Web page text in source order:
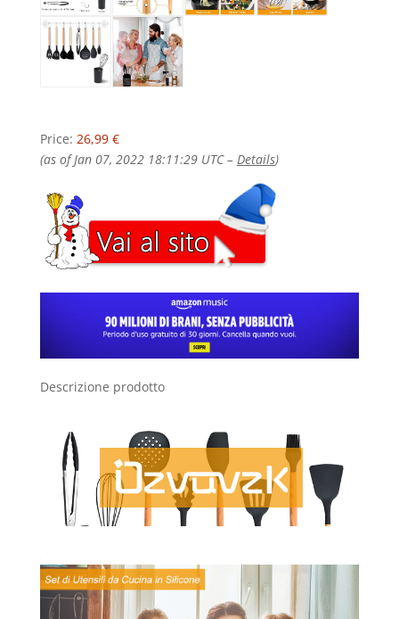
Price: 26,99 €
(as of Jan 07, 2022 18:11:29 UTC – Details)
Descrizione prodotto